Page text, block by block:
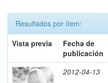
Resultados por ítem:
Vista previa
Fecha de
publicación
2012-04-13